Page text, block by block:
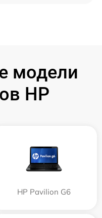
модели
HP
HP Pavilion G6